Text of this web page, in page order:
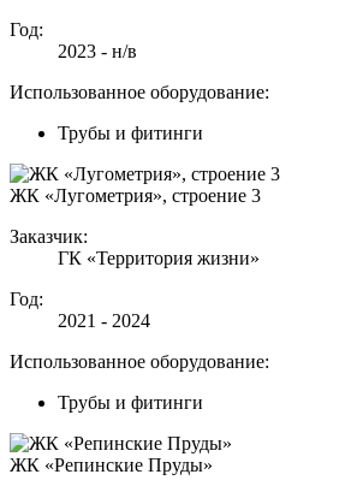
Год:
2023 - н/в
Использованное оборудование:
Трубы и фитинги
ЖК «Лугометрия», строение 3
Заказчик:
ГК «Территория жизни»
Год:
2021 - 2024
Использованное оборудование:
Трубы и фитинги
ЖК «Репинские Пруды»